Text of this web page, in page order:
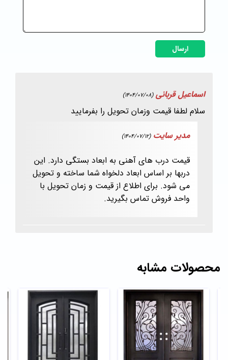
ارسال
اسماعیل قربانی (1404/07/08)
سلام لطفا قیمت وزمان تحویل را بفرمایید
مدیر سایت (1404/07/12)
قیمت درب های آهنی به ابعاد بستگی دارد. این
دربها بر اساس ابعاد دلخواه شما ساخته و تحویل
می شود. برای اطلاع از قیمت و زمان تحویل با
واحد فروش تماس بگیرید.
محصولات مشابه